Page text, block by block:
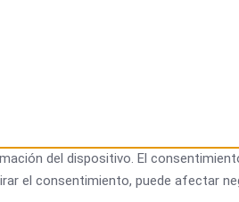
del dispositivo. El
el consentimiento, puede afectar